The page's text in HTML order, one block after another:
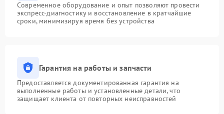
Современное оборудование и опыт позволяют провести
экспресс-диагностику и восстановление в кратчайшие
сроки, минимизируя время без устройства
Гарантия на работы и запчасти
Предоставляется документированная гарантия на
выполненные работы и установленные детали, что
защищает клиента от повторных неисправностей